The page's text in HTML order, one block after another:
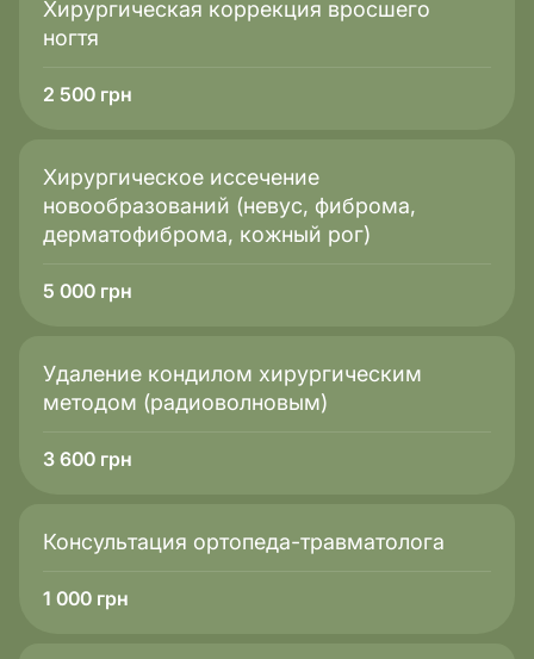
Хирургическая коррекция вросшего
ногтя
2 500 грн
Хирургическое иссечение
новообразований (невус, фиброма,
дерматофиброма, кожный рог)
5 000 грн
Удаление кондилом хирургическим
методом (радиоволновым)
3 600 грн
Консультация ортопеда-травматолога
1 000 грн